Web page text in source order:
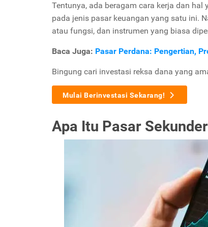
Tentunya, ada beragam cara kerja dan
pada jenis pasar keuangan yang satu ini.
atau fungsi, dan instrumen yang biasa
Baca Juga: Pasar Perdana: Pengertian,
Bingung cari investasi reksa dana yang
Mulai Berinvestasi Sekarang!
Apa Itu Pasar